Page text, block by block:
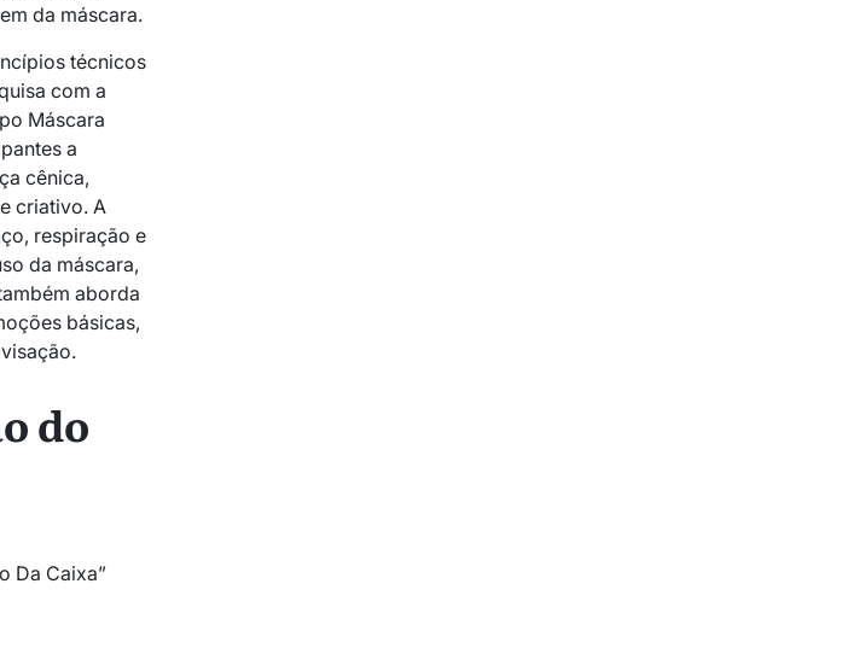
da máscara.
técnicos
com a
Máscara
a
cênica,
criativo. A
respiração e
da máscara,
aborda
básicas,
do
Da Caixa”